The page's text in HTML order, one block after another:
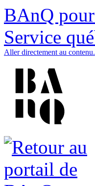
BAnQ
Service
Aller directement au contenu.